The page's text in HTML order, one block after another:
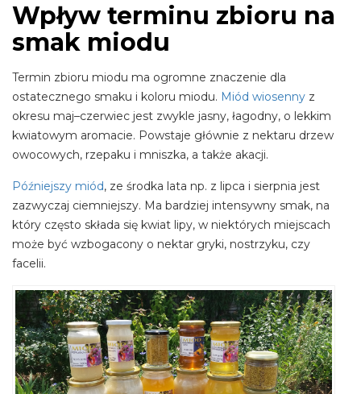
Wpływ terminu zbioru na
smak miodu
Termin zbioru miodu ma ogromne znaczenie dla
ostatecznego smaku i koloru miodu. Miód wiosenny z
okresu maj–czerwiec jest zwykle jasny, łagodny, o lekkim
kwiatowym aromacie. Powstaje głównie z nektaru drzew
owocowych, rzepaku i mniszka, a także akacji.
Późniejszy miód, ze środka lata np. z lipca i sierpnia jest
zazwyczaj ciemniejszy. Ma bardziej intensywny smak, na
który często składa się kwiat lipy, w niektórych miejscach
może być wzbogacony o nektar gryki, nostrzyku, czy
facelii.